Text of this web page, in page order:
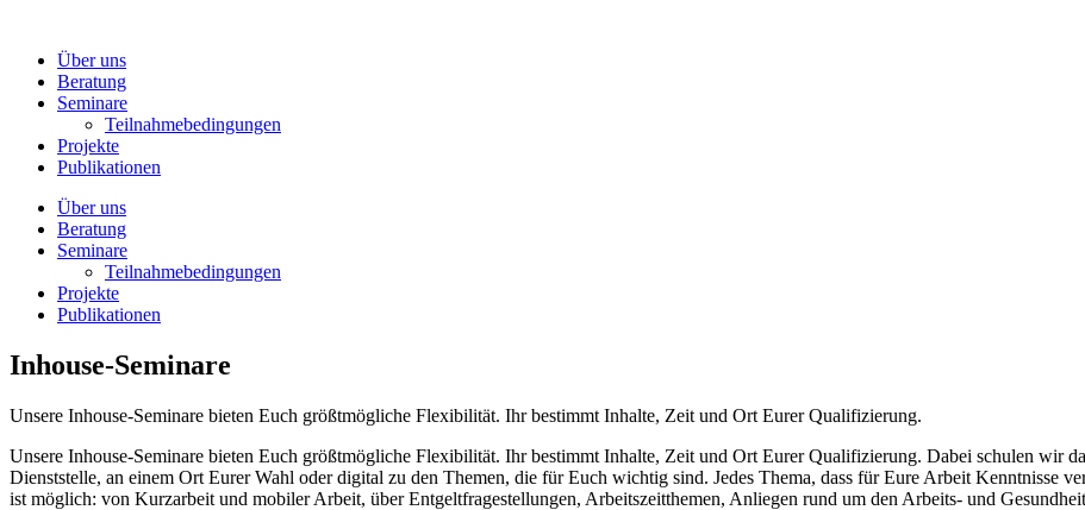
wechselnÜber uns
Beratung
Seminare
Teilnahmebedingungen
Projekte
Publikationen
Über uns
Beratung
Seminare
Teilnahmebedingungen
Projekte
Publikationen
Inhouse-Seminare
Unsere Inhouse-Seminare bieten Euch größtmögliche Flexibilität. Ihr bestimmt Inhalte, Zeit und Ort Eurer Qualifizierung.
Unsere Inhouse-Seminare bieten Euch größtmögliche Flexibilität. Ihr bestimmt Inhalte, Zeit und Ort Eurer Qualifizierung. Dabei schulen wir
Dienststelle, an einem Ort Eurer Wahl oder digital zu den Themen, die für Euch wichtig sind. Jedes Thema, dass für Eure Arbeit Kenntnisse
ist möglich: von Kurzarbeit und mobiler Arbeit, über Entgeltfragestellungen, Arbeitszeitthemen, Anliegen rund um den Arbeits- und